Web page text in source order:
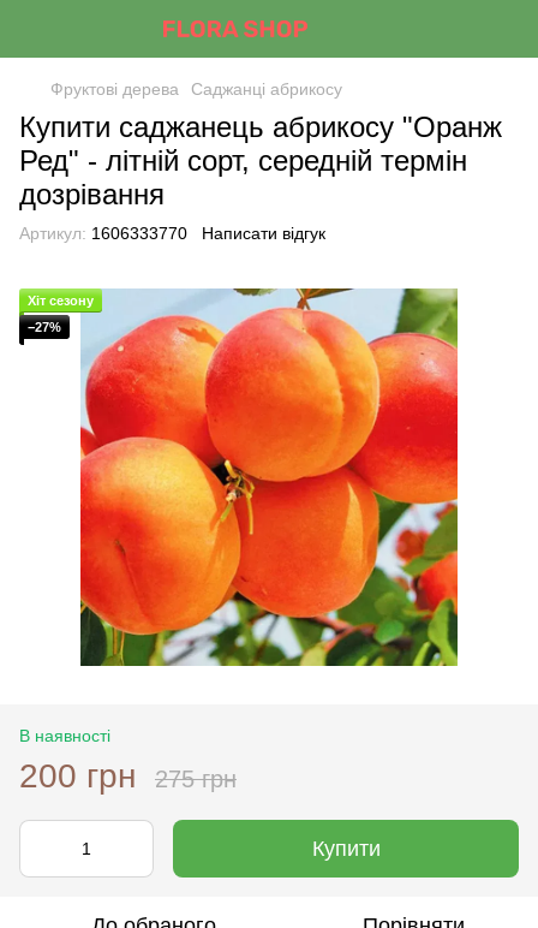
Фруктові дерева Саджанці абрикосу
Купити саджанець абрикосу "Оранж
Ред" - літній сорт, середній термін
дозрівання
Артикул: 1606333770 Написати відгук
Хіт сезону
−27%
В наявності
200 грн 275 грн
Купити